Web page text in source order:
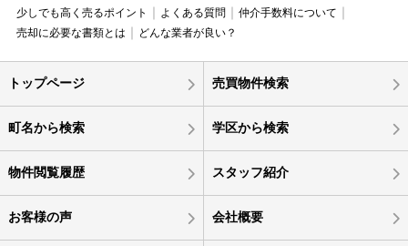
少しでも高く売るポイント
よくある質問
仲介手数料について
売却に必要な書類とは
どんな業者が良い？
トップページ 売買物件検索
町名から検索 学区から検索
物件閲覧履歴 スタッフ紹介
お客様の声 会社概要